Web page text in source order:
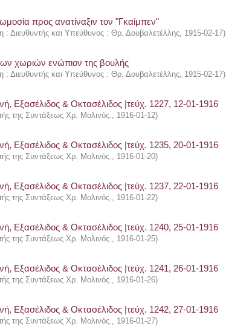
προς ανατίναξιν τον "Γκαίμπεν"
: Διευθυντής και Υπεύθυνος : Θρ. Δουβαλετέλλης, 1915-02-17)
χωριών ενώπιον της βουλής
: Διευθυντής και Υπεύθυνος : Θρ. Δουβαλετέλλης, 1915-02-17)
Εξασέλιδος & Οκτασέλιδος |τεύχ. 1227, 12-01-1916
της Συντάξεως Χρ. Μολινός., 1916-01-12)
Εξασέλιδος & Οκτασέλιδος |τεύχ. 1235, 20-01-1916
της Συντάξεως Χρ. Μολινός., 1916-01-20)
Εξασέλιδος & Οκτασέλιδος |τεύχ. 1237, 22-01-1916
της Συντάξεως Χρ. Μολινός., 1916-01-22)
Εξασέλιδος & Οκτασέλιδος |τεύχ. 1240, 25-01-1916
της Συντάξεως Χρ. Μολινός., 1916-01-25)
Εξασέλιδος & Οκτασέλιδος |τεύχ. 1241, 26-01-1916
της Συντάξεως Χρ. Μολινός., 1916-01-26)
Εξασέλιδος & Οκτασέλιδος |τεύχ. 1242, 27-01-1916
της Συντάξεως Χρ. Μολινός., 1916-01-27)